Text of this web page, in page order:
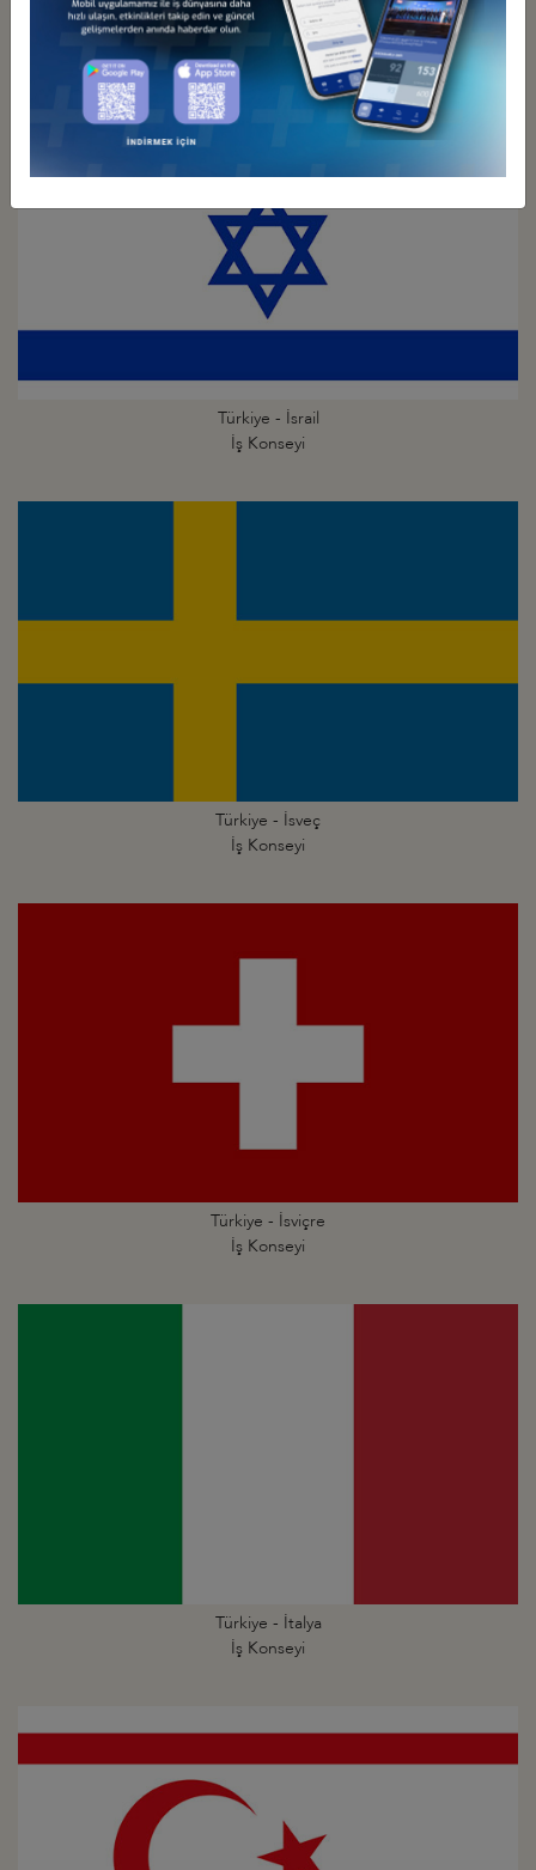
Türkiye - İspanya
İş Konseyi
Türkiye - İsrail
İş Konseyi
Türkiye - İsveç
İş Konseyi
Türkiye - İsviçre
İş Konseyi
Türkiye - İtalya
İş Konseyi